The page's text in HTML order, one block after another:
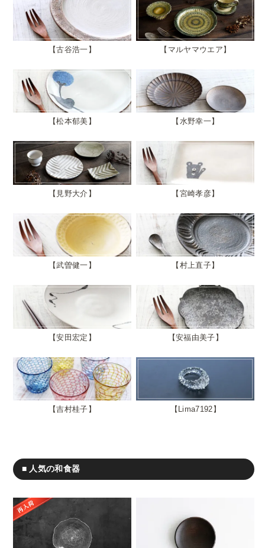
古谷浩一 マルヤマウエア
松本郁美 水野幸一
見野大介 宮崎孝彦
武曽健一 村上直子
安田宏定 安福由美子
吉村桂子 Lima7192
■ 人気の和食器